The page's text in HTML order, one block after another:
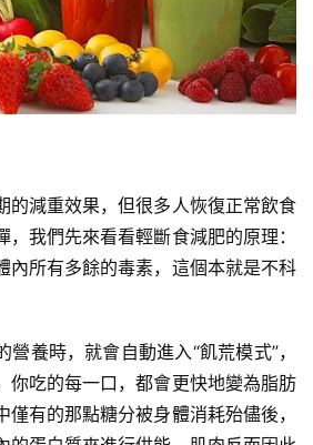
的減重效果，但很多人恢復正常飲食
我們先來看看輕斷食減肥的原理：
內所有多餘的毒素，這個本就是不科
養時，就會自動進入“飢荒模式”，
你吃的每一口，都會更快地變為脂肪
有的那點糖分被身體消耗殆儘後，